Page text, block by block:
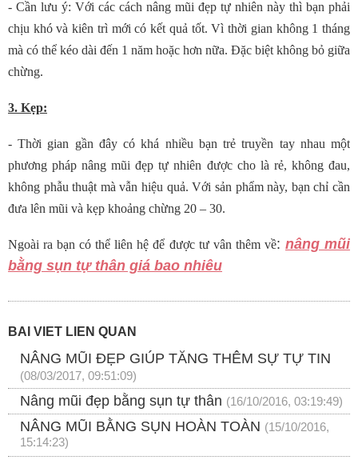
- Cần lưu ý: Với các cách nâng mũi đẹp tự nhiên này thì bạn phải
chịu khó và kiên trì mới có kết quả tốt. Vì thời gian không 1 tháng
mà có thể kéo dài đến 1 năm hoặc hơn nữa. Đặc biệt không bỏ giữa
chừng.
3. Kẹp:
- Thời gian gần đây có khá nhiều bạn trẻ truyền tay nhau một
phương pháp nâng mũi đẹp tự nhiên được cho là rẻ, không đau,
không phẫu thuật mà vẫn hiệu quả. Với sản phẩm này, bạn chỉ cần
đưa lên mũi và kẹp khoảng chừng 20 – 30.
Ngoài ra bạn có thể liên hệ để được tư vân thêm về: nâng mũi
bằng sụn tự thân giá bao nhiêu
BÀI VIẾT LIÊN QUAN
NÂNG MŨI ĐẸP GIÚP TĂNG THÊM SỰ TỰ TIN
(08/03/2017, 09:51:09)
Nâng mũi đẹp bằng sụn tự thân (16/10/2016, 03:19:49)
NÂNG MŨI BẰNG SỤN HOÀN TOÀN (15/10/2016,
15:14:23)